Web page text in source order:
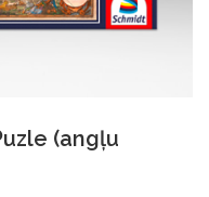
(angļu